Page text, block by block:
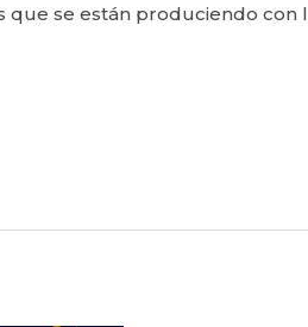
que se están produciendo